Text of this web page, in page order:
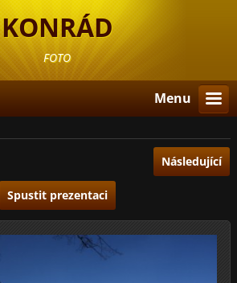
KONRÁD
FOTO
Menu
Následující
Spustit prezentaci